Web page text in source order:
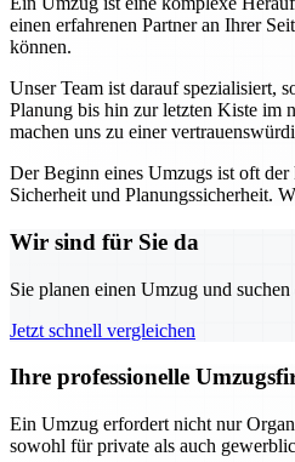
einen erfahrenen Partner an Ihrer
können.
Unser Team ist darauf spezialisiert,
Planung bis hin zur letzten Kiste im
machen uns zu einer
Der Beginn eines Umzugs ist oft
Sicherheit und Planungssicherheit.
Wir sind für Sie da
Sie planen einen Umzug und
Jetzt schnell vergleichen
Ihre professionelle
Ein Umzug erfordert nicht nur
sowohl für private als auch